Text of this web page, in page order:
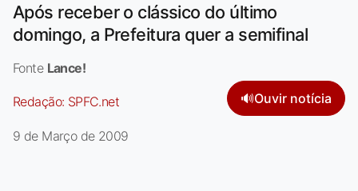
Após receber o clássico do último
domingo, a Prefeitura quer a semifinal
Fonte Lance!
Redação: SPFC.net 🔊Ouvir notícia
9 de Março de 2009